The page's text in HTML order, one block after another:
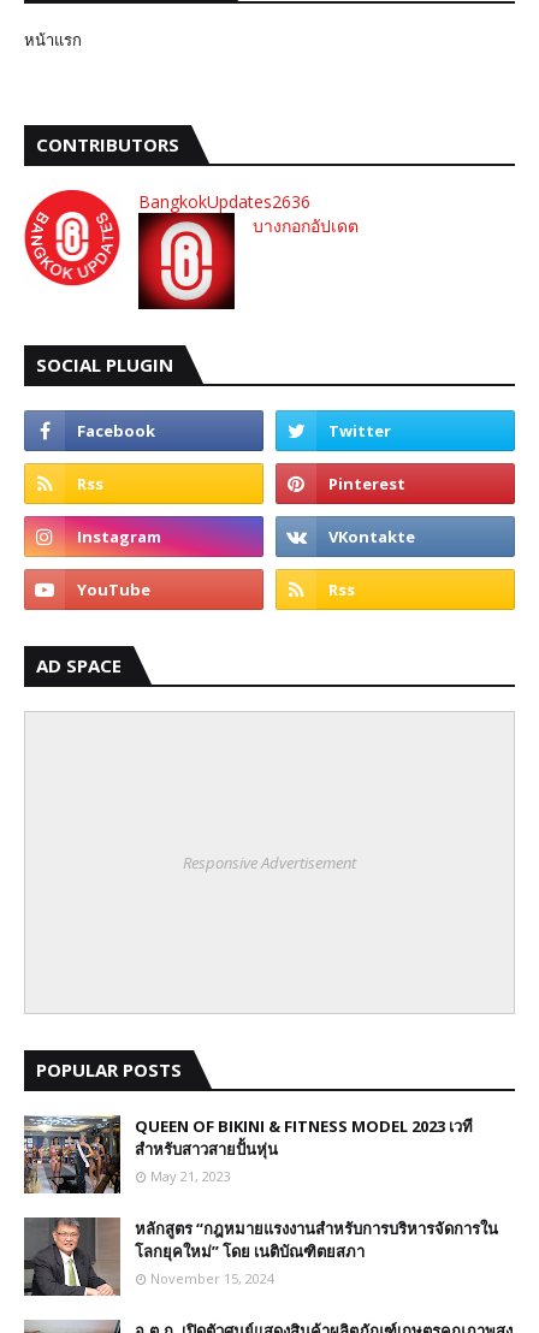
หน้าแรก
CONTRIBUTORS
BangkokUpdates2636
บางกอกอัปเดต
SOCIAL PLUGIN
AD SPACE
Responsive Advertisement
POPULAR POSTS
QUEEN OF BIKINI & FITNESS MODEL 2023 เวที
สำหรับสาวสายปั้นหุ่น
May 21, 2023
หลักสูตร “กฎหมายแรงงานสำหรับการบริหารจัดการใน
โลกยุคใหม่” โดย เนติบัณฑิตยสภา
November 15, 2024